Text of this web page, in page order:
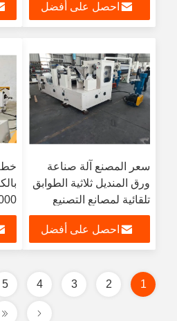
احصل على أفضل
سعر المصنع آلة صناعة
ورق المنديل ثلاثية الطوابق
تلقائية لمصانع التصنيع
احصل على أفضل
خط
1000 قطعة
1
2
3
4
5